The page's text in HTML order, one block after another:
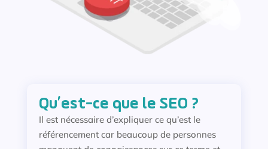
Qu’est-ce que le SEO ?
Il est nécessaire d’expliquer ce qu’est le
référencement car beaucoup de personnes